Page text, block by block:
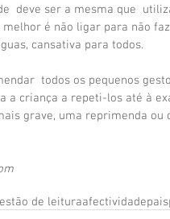
deve ser a mesma que
é não ligar para não
cansativa para todos.
todos os pequenos
a criança a repeti-los até à
grave, uma reprimenda
de leituraafectividadepais